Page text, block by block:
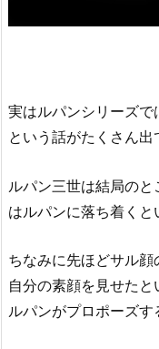
実はルパンシリーズ
という話がたくさん出
ルパン三世は結局の
はルパンに落ち着くと
ちなみに先ほどサル
自分の素顔を見せたと
ルパンがプロポーズす